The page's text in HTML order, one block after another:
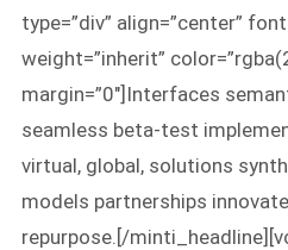
type=”div” align=”center”
weight=”inherit”
margin=”0″]Interfaces
seamless beta-test
virtual, global, solutions
models partnerships
repurpose.[/